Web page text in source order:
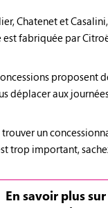
Chatenet et
fabriquée par
déplacer aux
trouver un
trop important,
En savoir plus sur